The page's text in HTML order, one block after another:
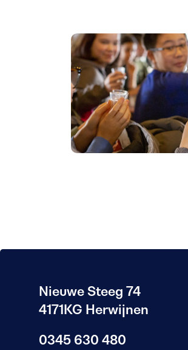
Nieuwe Steeg 74
4171KG Herwijnen
0345 630 480